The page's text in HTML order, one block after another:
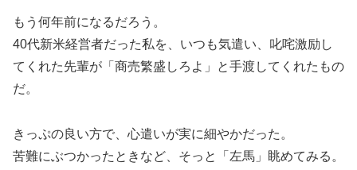
もう何年前になるだろう。
40代新米経営者だった私を、いつも気遣い、叱咤激励し
てくれた先輩が「商売繁盛しろよ」と手渡してくれたもの
だ。
きっぷの良い方で、心遣いが実に細やかだった。
苦難にぶつかったときなど、そっと「左馬」眺めてみる。